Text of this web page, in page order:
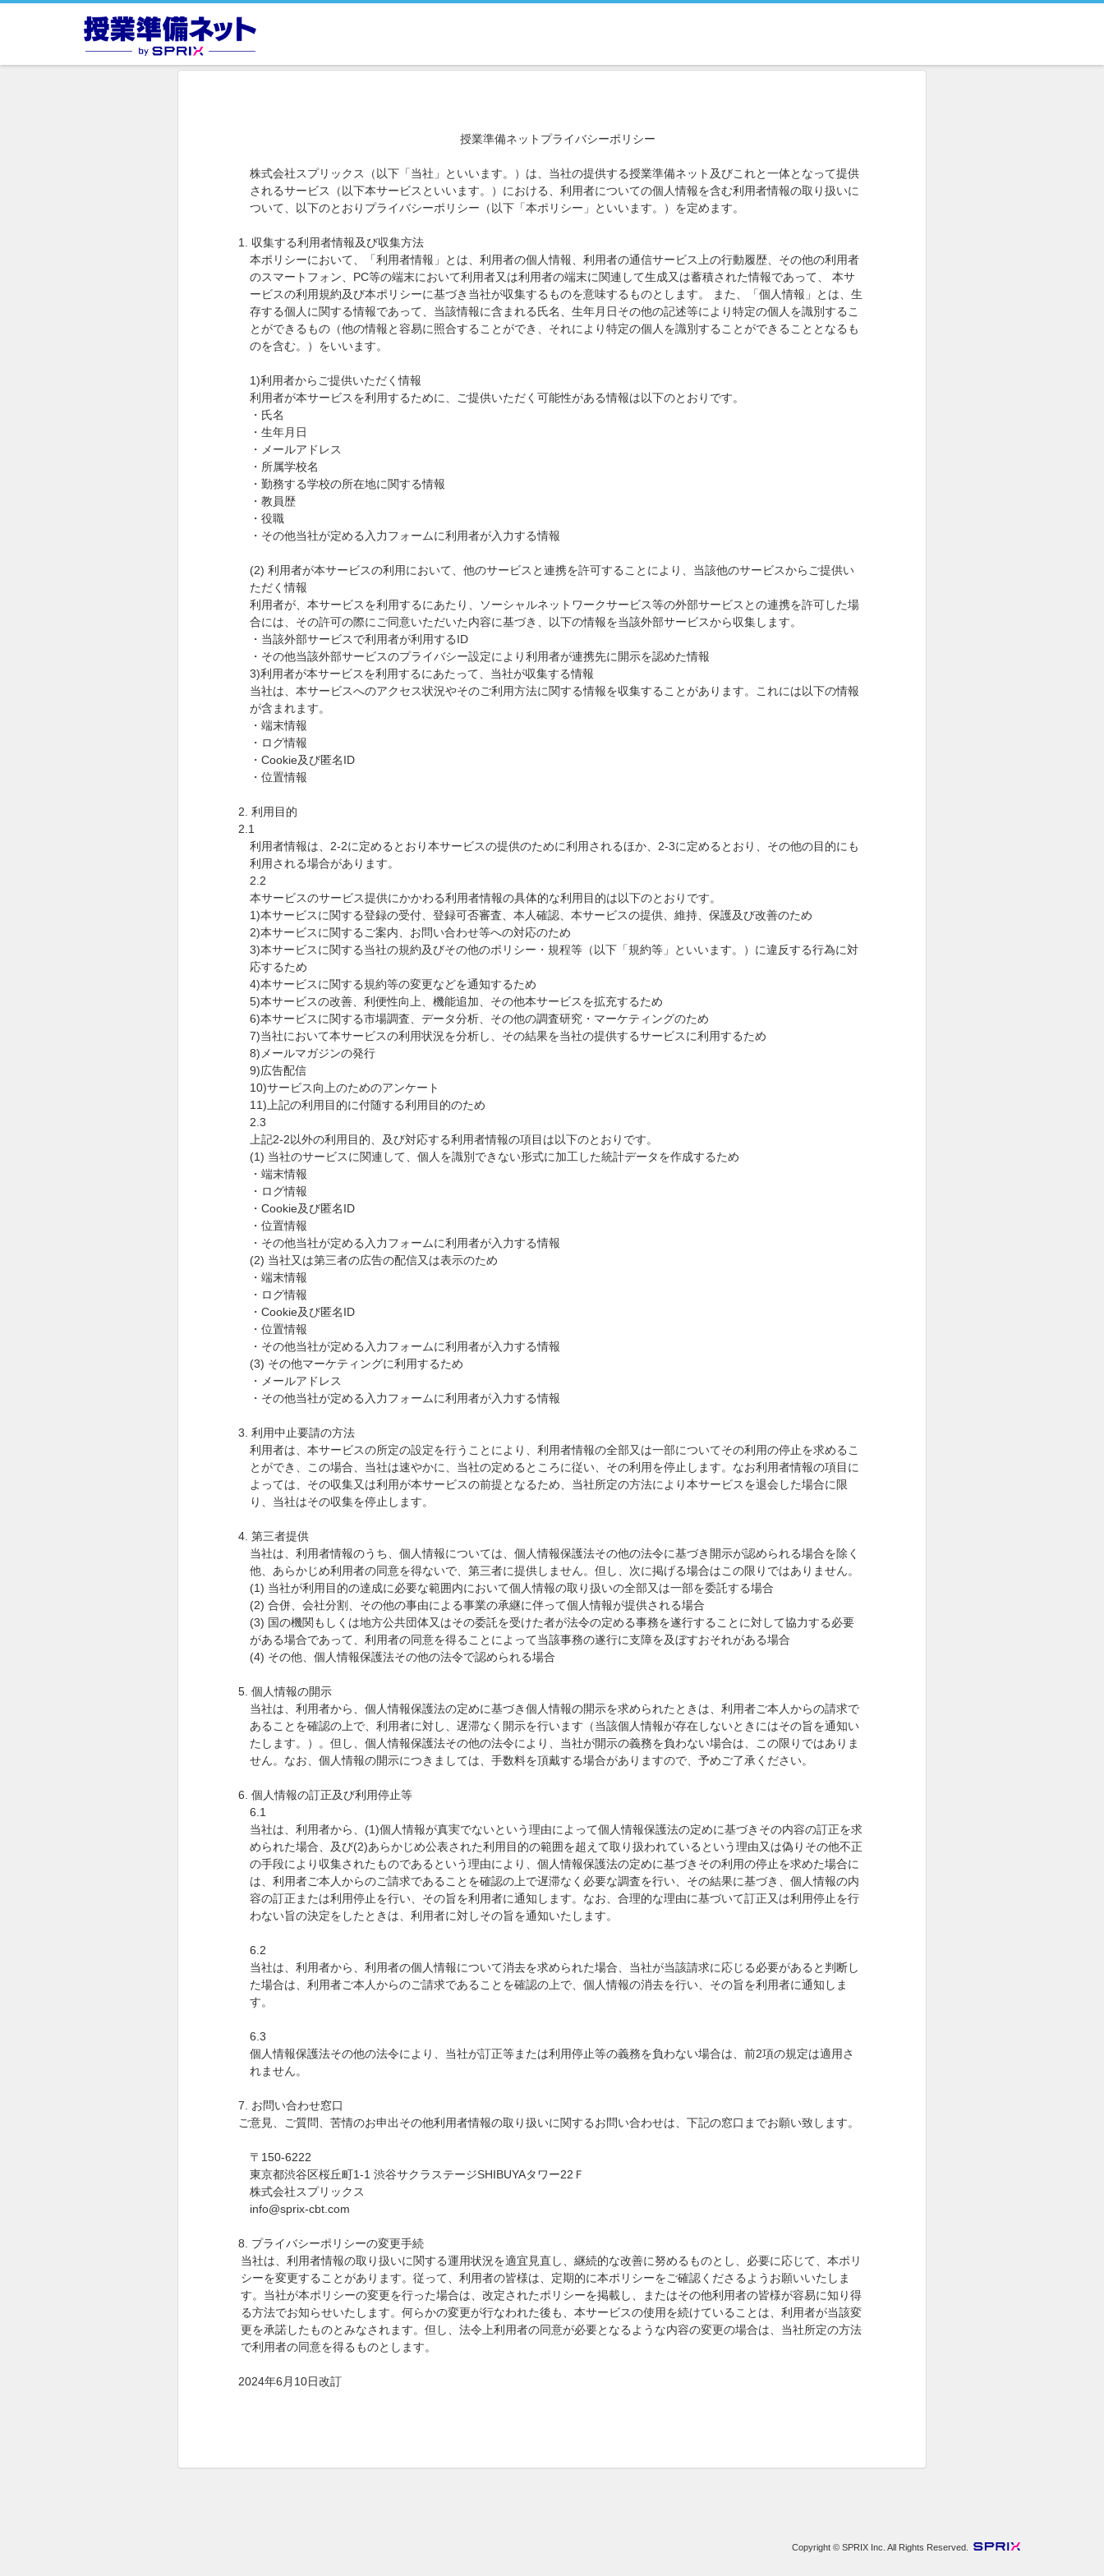
授業準備ネットプライバシーポリシー
株式会社スプリックス（以下「当社」といいます。）は、当社の提供する授業準備ネット及びこれと一体となって提供
されるサービス（以下本サービスといいます。）における、利用者についての個人情報を含む利用者情報の取り扱いに
ついて、以下のとおりプライバシーポリシー（以下「本ポリシー」といいます。）を定めます。
1. 収集する利用者情報及び収集方法
本ポリシーにおいて、「利用者情報」とは、利用者の個人情報、利用者の通信サービス上の行動履歴、その他の利用者
のスマートフォン、 PC等の端末において利用者又は利用者の端末に関連して生成又は蓄積された情報であって、 本サ
ービスの利用規約及び本ポリシーに基づき当社が収集するものを意味するものとします。 また、「個人情報」とは、生
存する個人に関する情報であって、当該情報に含まれる氏名、生年月日その他の記述等により特定の個人を識別するこ
とができるもの（他の情報と容易に照合することができ、それにより特定の個人を識別することができることとなるも
のを含む。）をいいます。
1)利用者からご提供いただく情報
利用者が本サービスを利用するために、ご提供いただく可能性がある情報は以下のとおりです。
・氏名
・生年月日
・メールアドレス
・所属学校名
・勤務する学校の所在地に関する情報
・教員歴
・役職
・その他当社が定める入力フォームに利用者が入力する情報
(2)利用者が本サービスの利用において、他のサービスと連携を許可することにより、当該他のサービスからご提供い
ただく情報
利用者が、本サービスを利用するにあたり、ソーシャルネットワークサービス等の外部サービスとの連携を許可した場
合には、その許可の際にご同意いただいた内容に基づき、以下の情報を当該外部サービスから収集します。
・当該外部サービスで利用者が利用するID
・その他当該外部サービスのプライバシー設定により利用者が連携先に開示を認めた情報
3)利用者が本サービスを利用するにあたって、当社が収集する情報
当社は、本サービスへのアクセス状況やそのご利用方法に関する情報を収集することがあります。これには以下の情報
が含まれます。
・端末情報
・ログ情報
・Cookie及び匿名ID
・位置情報
2. 利用目的
2.1
利用者情報は、 2-2に定めるとおり本サービスの提供のために利用されるほか、 2-3に定めるとおり、その他の目的にも
利用される場合があります。
2.2
本サービスのサービス提供にかかわる利用者情報の具体的な利用目的は以下のとおりです。
1)本サービスに関する登録の受付、登録可否審査、本人確認、本サービスの提供、維持、保護及び改善のため
2)本サービスに関するご案内、お問い合わせ等への対応のため
3)本サービスに関する当社の規約及びその他のポリシー・規程等（以下「規約等」といいます。）に違反する行為に対
応するため
4)本サービスに関する規約等の変更などを通知するため
5)本サービスの改善、利便性向上、機能追加、その他本サービスを拡充するため
6)本サービスに関する市場調査、データ分析、その他の調査研究・マーケティングのため
7)当社において本サービスの利用状況を分析し、その結果を当社の提供するサービスに利用するため
8) メールマガジンの発行
9)広告配信
10)サービス向上のためのアンケート
11) 上記の利用目的に付随する利用目的のため
2.3
上記2-2以外の利用目的、及び対応する利用者情報の項目は以下のとおりです。
(1) 当社のサービスに関連して、個人を識別できない形式に加工した統計データを作成するため
・端末情報
・ログ情報
・Cookie及び匿名ID
・位置情報
・その他当社が定める入力フォームに利用者が入力する情報
(2) 当社又は第三者の広告の配信又は表示のため
・端末情報
・ログ情報
・Cookie及び匿名ID
・位置情報
・その他当社が定める入力フォームに利用者が入力する情報
(3) その他マーケティングに利用するため
・メールアドレス
・その他当社が定める入力フォームに利用者が入力する情報
3. 利用中止要請の方法
利用者は、本サービスの所定の設定を行うことにより、利用者情報の全部又は一部についてその利用の停止を求めるこ
とができ、この場合、当社は速やかに、当社の定めるところに従い、その利用を停止します。なお利用者情報の項目に
よっては、その収集又は利用が本サービスの前提となるため、当社所定の方法により本サービスを退会した場合に限
り、当社はその収集を停止します。
4. 第三者提供
当社は、利用者情報のうち、個人情報については、個人情報保護法その他の法令に基づき開示が認められる場合を除く
他、あらかじめ利用者の同意を得ないで、第三者に提供しません。但し、次に掲げる場合はこの限りではありません。
(1) 当社が利用目的の達成に必要な範囲内において個人情報の取り扱いの全部又は一部を委託する場合
(2)合併、会社分割、その他の事由による事業の承継に伴って個人情報が提供される場合
(3) 国の機関もしくは地方公共団体又はその委託を受けた者が法令の定める事務を遂行することに対して協力する必要
がある場合であって、利用者の同意を得ることによって当該事務の遂行に支障を及ぼすおそれがある場合
(4) その他、個人情報保護法その他の法令で認められる場合
5. 個人情報の開示
当社は、利用者から、個人情報保護法の定めに基づき個人情報の開示を求められたときは、利用者ご本人からの請求で
あることを確認の上で、利用者に対し、遅滞なく開示を行います（当該個人情報が存在しないときにはその旨を通知い
たします。）。但し、個人情報保護法その他の法令により、当社が開示の義務を負わない場合は、この限りではありま
せん。なお、個人情報の開示につきましては、手数料を頂戴する場合がありますので、予めご了承ください。
6. 個人情報の訂正及び利用停止等
6.1
当社は、利用者から、 (1)個人情報が真実でないという理由によって個人情報保護法の定めに基づきその内容の訂正を求
められた場合、及び(2)あらかじめ公表された利用目的の範囲を超えて取り扱われているという理由又は偽りその他不正
の手段により収集されたものであるという理由により、個人情報保護法の定めに基づきその利用の停止を求めた場合に
は、利用者ご本人からのご請求であることを確認の上で遅滞なく必要な調査を行い、その結果に基づき、個人情報の内
容の訂正または利用停止を行い、その旨を利用者に通知します。なお、合理的な理由に基づいて訂正又は利用停止を行
わない旨の決定をしたときは、利用者に対しその旨を通知いたします。
6.2
当社は、利用者から、利用者の個人情報について消去を求められた場合、当社が当該請求に応じる必要があると判断し
た場合は、利用者ご本人からのご請求であることを確認の上で、個人情報の消去を行い、その旨を利用者に通知しま
す。
6.3
個人情報保護法その他の法令により、当社が訂正等または利用停止等の義務を負わない場合は、前2項の規定は適用さ
れません。
7. お問い合わせ窓口
ご意見、ご質問、苦情のお申出その他利用者情報の取り扱いに関するお問い合わせは、下記の窓口までお願い致します。
〒 150-6222
東京都渋谷区桜丘町1-1渋谷サクラステージSHIBUYAタワー22 Ｆ
株式会社スプリックス
info@sprix-cbt.com
8. プライバシーポリシーの変更手続
当社は、利用者情報の取り扱いに関する運用状況を適宜見直し、継続的な改善に努めるものとし、必要に応じて、本ポリ
シーを変更することがあります。従って、利用者の皆様は、定期的に本ポリシーをご確認くださるようお願いいたしま
す。当社が本ポリシーの変更を行った場合は、改定されたポリシーを掲載し、またはその他利用者の皆様が容易に知り得
る方法でお知らせいたします。何らかの変更が行なわれた後も、本サービスの使用を続けていることは、利用者が当該変
更を承諾したものとみなされます。但し、法令上利用者の同意が必要となるような内容の変更の場合は、当社所定の方法
で利用者の同意を得るものとします。
2024年6 月 10日改訂
Copyright © SPRIX Inc. All Rights Reserved.